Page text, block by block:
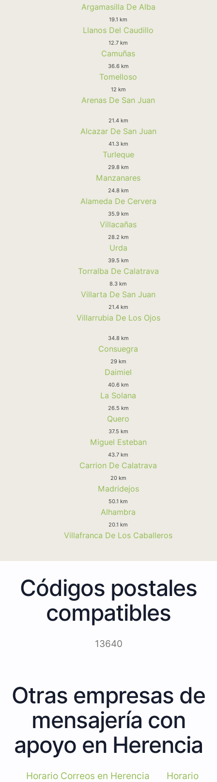
Argamasilla De Alba
19.1 km
Llanos Del Caudillo
12.7 km
Camuñas
36.6 km
Tomelloso
12 km
Arenas De San Juan
21.4 km
Alcazar De San Juan
41.3 km
Turleque
29.8 km
Manzanares
24.8 km
Alameda De Cervera
35.9 km
Villacañas
28.2 km
Urda
39.5 km
Torralba De Calatrava
8.3 km
Villarta De San Juan
21.4 km
Villarrubia De Los Ojos
34.8 km
Consuegra
29 km
Daimiel
40.6 km
La Solana
26.5 km
Quero
37.5 km
Miguel Esteban
43.7 km
Carrion De Calatrava
20 km
Madridejos
50.1 km
Alhambra
20.1 km
Villafranca De Los Caballeros
Códigos postales
compatibles
13640
Otras empresas de
mensajería con
apoyo en Herencia
Horario Correos en Herencia Horario